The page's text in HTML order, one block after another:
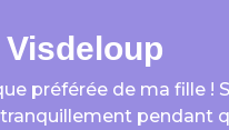
Visdeloup
préférée de ma fille !
pendant